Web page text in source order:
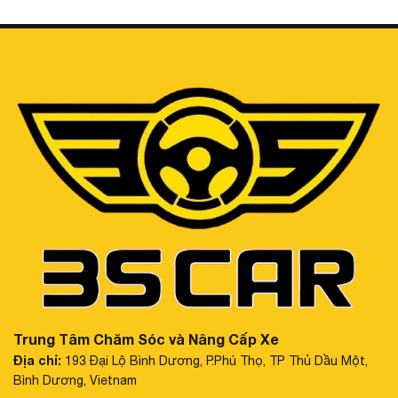
xe sẽ hiển thị chi tiết với đầy đủ các đặc điểm của xe như
biển số, màu sắc, và thiết kế chính xác. Đây là tính năng
giúp người lái dễ dàng phát hiện các sự cố, chẳng hạn như
cửa xe chưa đóng chặt, thông qua mô hình xe hiển thị 3D.
4.3 Không Bị Hiệu Ứng Mắt Cá Cong Hình (Fisheye)
đề méo mó hình ảnh, đặc biệt là hiện tượng mắt cá
(fisheye), làm giảm độ chính xác của việc quan sát. Tuy
nhiên, với Camera 360 SAFEVIEW LUX-300, hệ thống
không gặp phải hiện tượng này, đảm bảo mọi hình ảnh đều
được hiển thị một cách chân thực và chính xác.
4.4 13 Góc Quan Sát Hỗ Trợ Lái Xe An Toàn
Trung Tâm Chăm Sóc và Nâng Cấp Xe
Địa chỉ: 193 Đại Lộ Bình Dương, P.Phú Thọ, TP Thủ Dầu Một,
Bình Dương, Vietnam